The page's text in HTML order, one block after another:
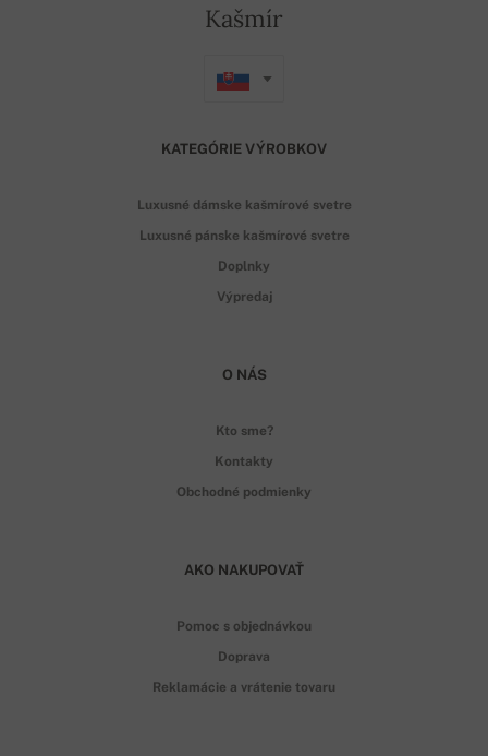
Kašmír
KATEGÓRIE VÝROBKOV
Luxusné dámske kašmírové svetre
Luxusné pánske kašmírové svetre
Doplnky
Výpredaj
O NÁS
Kto sme?
Kontakty
Obchodné podmienky
AKO NAKUPOVAŤ
Pomoc s objednávkou
Doprava
Reklamácie a vrátenie tovaru